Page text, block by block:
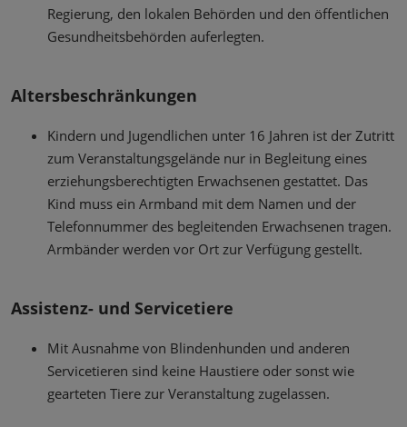
Regierung, den lokalen Behörden und den öffentlichen
Gesundheitsbehörden auferlegten.
Altersbeschränkungen
Kindern und Jugendlichen unter 16 Jahren ist der Zutritt
zum Veranstaltungsgelände nur in Begleitung eines
erziehungsberechtigten Erwachsenen gestattet. Das
Kind muss ein Armband mit dem Namen und der
Telefonnummer des begleitenden Erwachsenen tragen.
Armbänder werden vor Ort zur Verfügung gestellt.
Assistenz- und Servicetiere
Mit Ausnahme von Blindenhunden und anderen
Servicetieren sind keine Haustiere oder sonst wie
gearteten Tiere zur Veranstaltung zugelassen.